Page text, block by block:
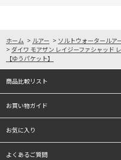
ホーム > ルアー > ソルトウォータールア
> ダイワ モアザン レイジーファシャッド
【ゆうパケット】
商品比較リスト
お買い物ガイド
お気に入り
よくあるご質問